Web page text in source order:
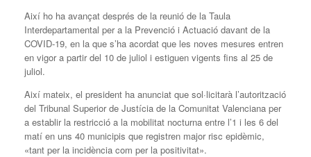
Així ho ha avançat després de la reunió de la Taula
Interdepartamental per a la Prevenció i Actuació davant de la
COVID-19, en la que s’ha acordat que les noves mesures entren
en vigor a partir del 10 de juliol i estiguen vigents fins al 25 de
juliol.
Així mateix, el president ha anunciat que sol·licitarà l’autorització
del Tribunal Superior de Justícia de la Comunitat Valenciana per
a establir la restricció a la mobilitat nocturna entre l’1 i les 6 del
matí en uns 40 municipis que registren major risc epidèmic,
«tant per la incidència com per la positivitat».